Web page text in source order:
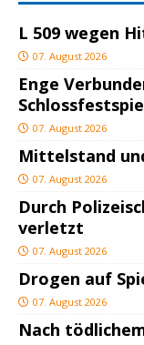
L 509 wegen
07. August 2026
Enge
07. August 2026
Mittelstand
07. August 2026
Durch
verletzt
07. August 2026
Drogen auf
07. August 2026
Nach